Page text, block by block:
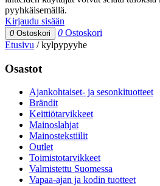
pyyhkäisemällä.
Kirjaudu sisään
0 Ostoskori 0 Ostoskori
Etusivu /kylpypyyhe
Osastot
Ajankohtaiset- ja sesonkituotteet
Brändit
Keittiötarvikkeet
Mainoslahjat
Mainostekstiilit
Outlet
Toimistotarvikkeet
Valmistettu Suomessa
Vapaa-ajan ja kodin tuotteet